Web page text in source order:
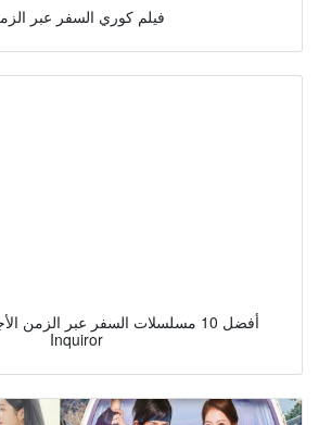
فيلم كوري السفر عبر
أفضل 10 مسلسلات السفر عبر الزمن
Inquiror